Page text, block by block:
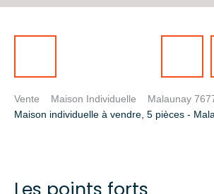
Vente Maison Individuelle
Malaunay
Maison individuelle à vendre, 5 pièces -